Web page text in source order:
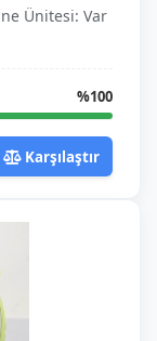
Ünitesi: Var
%100
Karşılaştır